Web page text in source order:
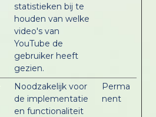
statistieken bij te
houden van welke
video's van
YouTube de
gebruiker heeft
gezien.
Noodzakelijk voor
de implementatie
en functionaliteit
Perma
nent